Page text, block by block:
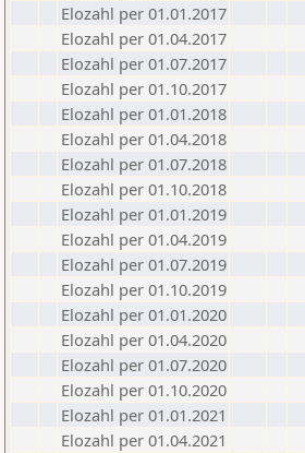
Elozahl per 01.01.2017
Elozahl per 01.04.2017
Elozahl per 01.07.2017
Elozahl per 01.10.2017
Elozahl per 01.01.2018
Elozahl per 01.04.2018
Elozahl per 01.07.2018
Elozahl per 01.10.2018
Elozahl per 01.01.2019
Elozahl per 01.04.2019
Elozahl per 01.07.2019
Elozahl per 01.10.2019
Elozahl per 01.01.2020
Elozahl per 01.04.2020
Elozahl per 01.07.2020
Elozahl per 01.10.2020
Elozahl per 01.01.2021
Elozahl per 01.04.2021